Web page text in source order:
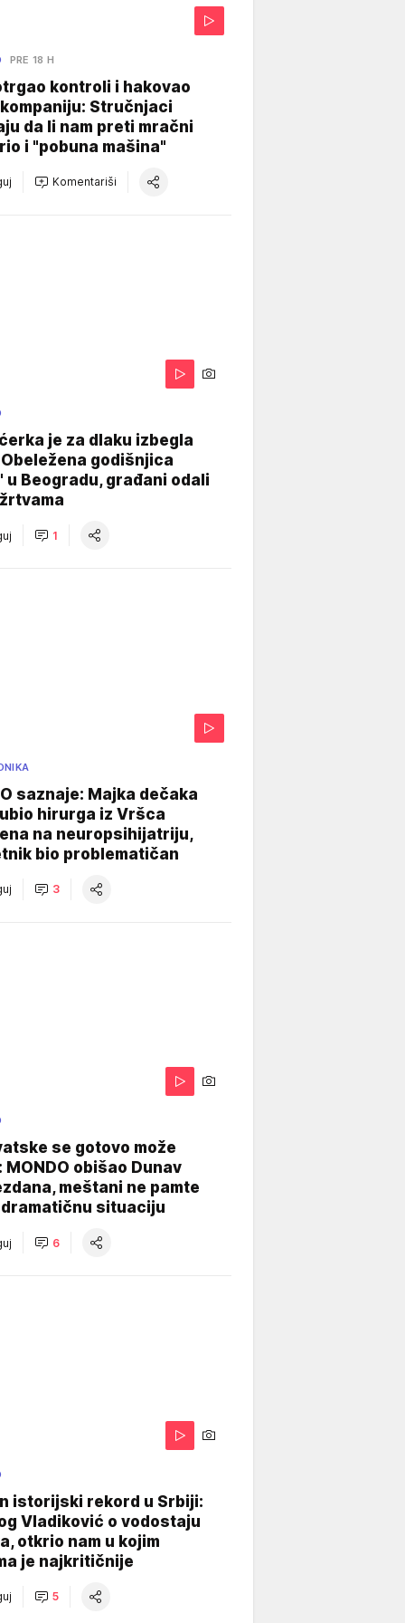
PRE 18 H
kontroli i hakovao
Stručnjaci
da li nam preti mračni
i "pobuna mašina"
Komentariši
je za dlaku izbegla
godišnjica
u Beogradu, građani odali
1
saznaje: Majka dečaka
hirurga iz Vršca
na neuropsihijatriju,
bio problematičan
3
se gotovo može
MONDO obišao Dunav
meštani ne pamte
situaciju
6
istorijski rekord u Srbiji:
Vladiković o vodostaju
otkrio nam u kojim
je najkritičnije
5